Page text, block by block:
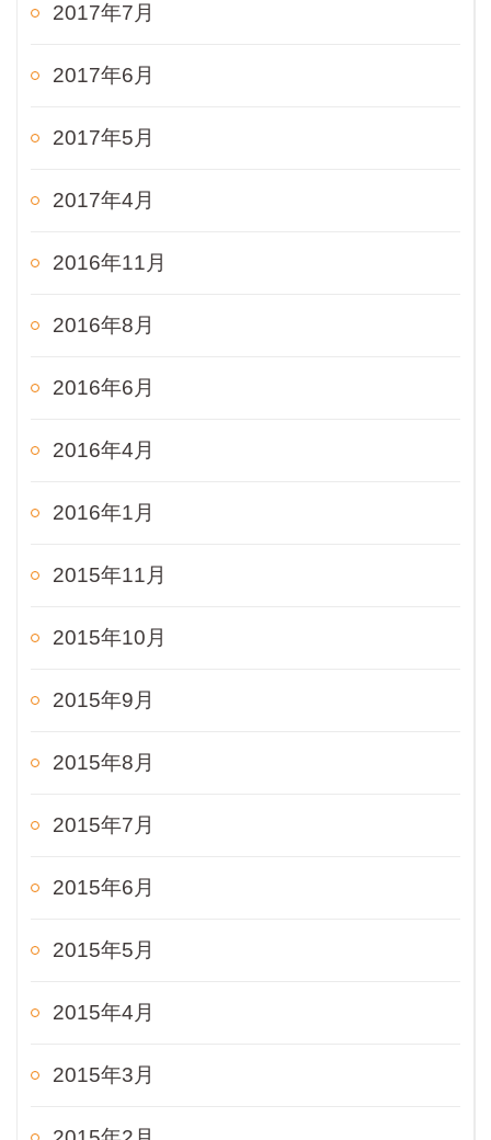
2017年7月
2017年6月
2017年5月
2017年4月
2016年11月
2016年8月
2016年6月
2016年4月
2016年1月
2015年11月
2015年10月
2015年9月
2015年8月
2015年7月
2015年6月
2015年5月
2015年4月
2015年3月